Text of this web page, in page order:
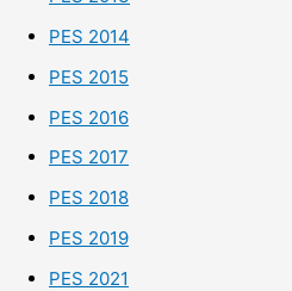
PES 2014
PES 2015
PES 2016
PES 2017
PES 2018
PES 2019
PES 2021